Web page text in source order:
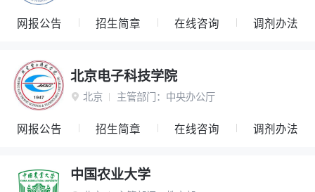
网报公告 招生简章 在线咨询 调剂办法
北京电子科技学院
 北京 主管部门： 中央办公厅
网报公告 招生简章 在线咨询 调剂办法
中国农业大学